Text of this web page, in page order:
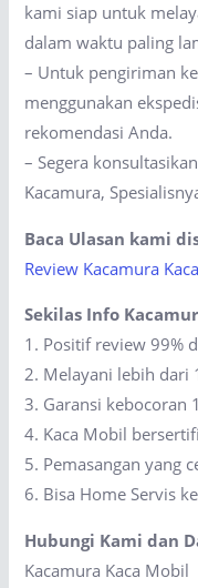
kami siap untuk
dalam waktu paling
– Untuk pengiriman
menggunakan
rekomendasi Anda.
– Segera
Kacamura,
Baca Ulasan kami
Review Kacamura
Sekilas Info
1. Positif review 99%
2. Melayani lebih dari
3. Garansi kebocoran
4. Kaca Mobil
5. Pemasangan yang
6. Bisa Home Servis
Hubungi Kami dan
Kacamura Kaca Mobil